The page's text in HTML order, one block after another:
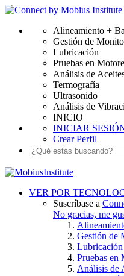
Alineamiento +
Gestión de
Lubricación
Pruebas en
Análisis de
Termografía
Ultrasonido
Análisis de
INICIO
INICIAR
Crear Perfil
VER POR
Suscríbase a
No gracias, me
Gestión de
Lubricación
Pruebas en
Análisis de